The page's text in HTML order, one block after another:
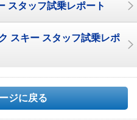
スタッフ試乗レポート
スキー スタッフ試乗レポ
ジに戻る